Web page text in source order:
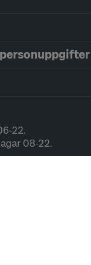
22.
08-22.